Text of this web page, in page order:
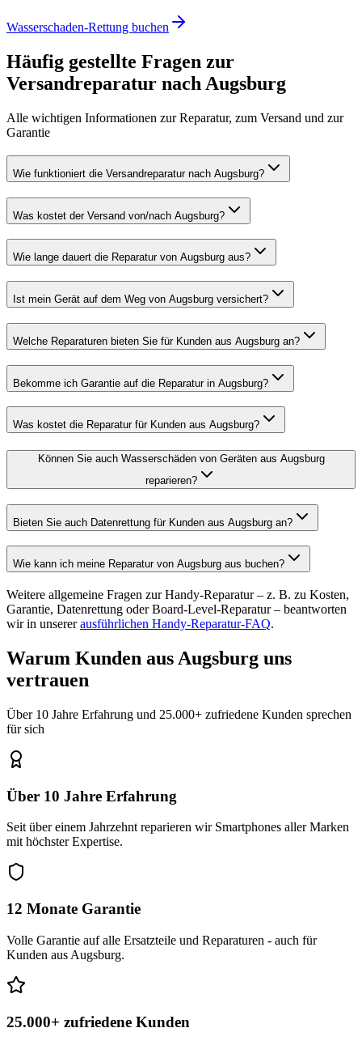
Wasserschaden-Rettung buchen
Häufig gestellte Fragen zur
Versandreparatur nachAugsburg
Alle wichtigen Informationen zur Reparatur, zum Versand und zur
Garantie
Wie funktioniert die Versandreparatur nach Augsburg?
Was kostet der Versand von/nach Augsburg?
Wie lange dauert die Reparatur von Augsburg aus?
Ist mein Gerät auf dem Weg von Augsburg versichert?
Welche Reparaturen bieten Sie für Kunden aus Augsburg an?
Bekomme ich Garantie auf die Reparatur in Augsburg?
Was kostet die Reparatur für Kunden aus Augsburg?
Können Sie auch Wasserschäden von Geräten aus Augsburg
reparieren?
Bieten Sie auch Datenrettung für Kunden aus Augsburg an?
Wie kann ich meine Reparatur von Augsburg aus buchen?
Weitere allgemeine Fragen zur Handy-Reparatur – z. B. zu Kosten,
Garantie, Datenrettung oder Board-Level-Reparatur – beantworten
wir in unserer ausführlichen Handy-Reparatur-FAQ.
Warum Kunden aus Augsburg uns
vertrauen
Über 10 Jahre Erfahrung und 25.000+ zufriedene Kunden sprechen
für sich
Über 10 Jahre Erfahrung
Seit über einem Jahrzehnt reparieren wir Smartphones aller Marken
mit höchster Expertise.
12 Monate Garantie
Volle Garantie auf alle Ersatzteile und Reparaturen - auch für
Kunden aus Augsburg.
25.000+ zufriedene Kunden